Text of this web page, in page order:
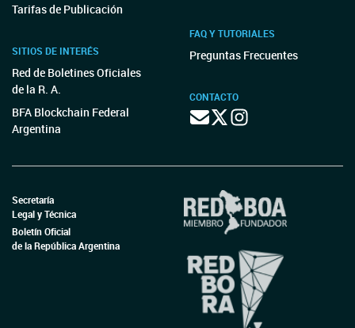
Tarifas de Publicación
SITIOS DE INTERÉS
Red de Boletines Oficiales
de la R. A.
BFA Blockchain Federal
Argentina
FAQ Y TUTORIALES
Preguntas Frecuentes
CONTACTO
Secretaría
Legal y Técnica
Boletín Oficial
de la República Argentina